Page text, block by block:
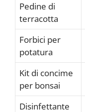
Pedine di
terracotta
Forbici per
potatura
Kit di concime
per bonsai
Disinfettante